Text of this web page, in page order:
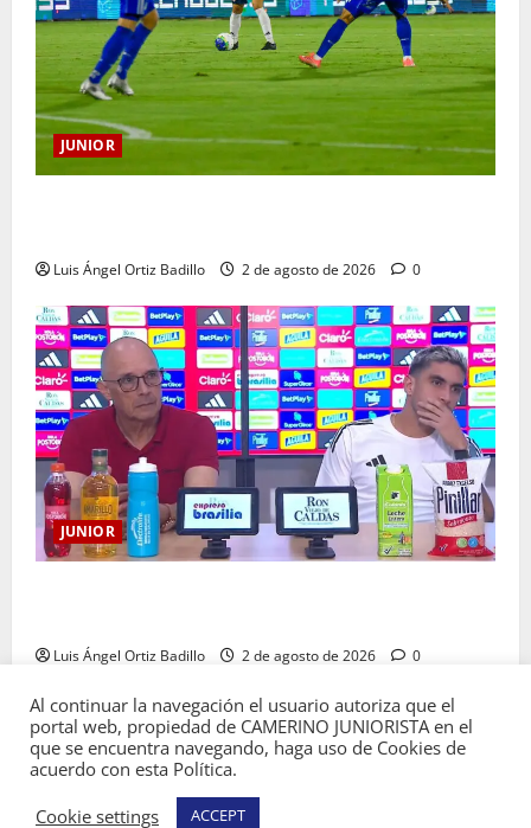
JUNIOR
Luis Ángel Ortiz Badillo 2 de agosto de 2026 0
JUNIOR
Luis Ángel Ortiz Badillo 2 de agosto de 2026 0
Copyright © Todos los derechos reservados
Al continuar la navegación el usuario autoriza que el
portal web, propiedad de CAMERINO JUNIORISTA en el
que se encuentra navegando, haga uso de Cookies de
acuerdo con esta Política.
Cookie settings
ACCEPT